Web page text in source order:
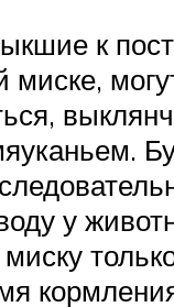
к
миске,
у